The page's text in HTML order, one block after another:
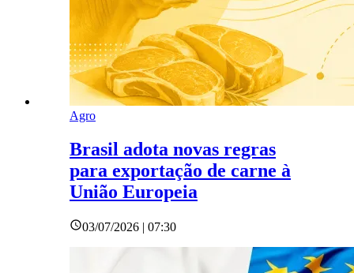
Agro
Brasil adota novas regras
para exportação de carne à
União Europeia
03/07/2026 | 07:30